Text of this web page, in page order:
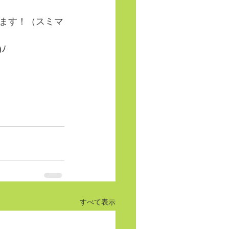
す！（スミマ
すべて表示